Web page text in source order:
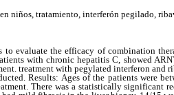
niños, tratamiento, interferón pegilado,
evaluate the efficacy of combination
with chronic hepatitis C, showed
treatment with pegylated interferon
Results: Ages of the patients were
There was a statistically significant